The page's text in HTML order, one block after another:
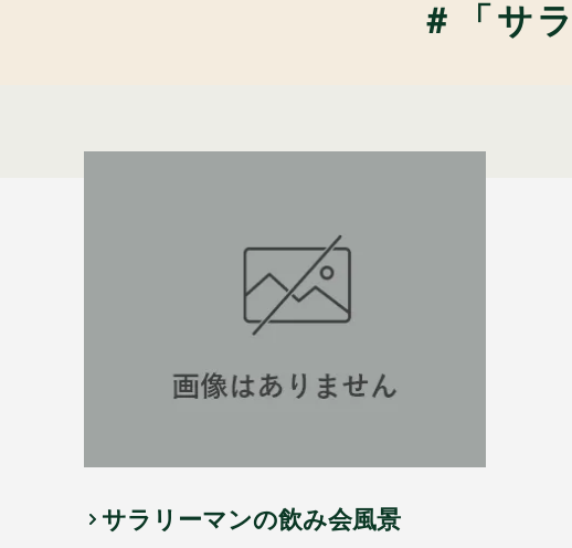
＃「サ
サラリーマンの飲み会風景